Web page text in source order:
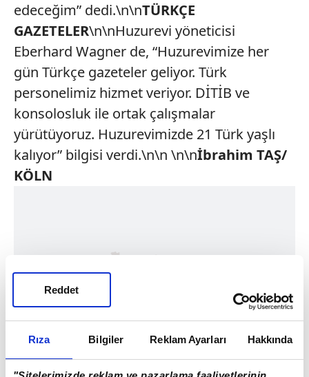
Rıza Bilgiler Reklam Ayarları Hakkında
Reddet
edeceğim” dedi.\n\nTÜRKÇE
GAZETELER\n\nHuzurevi yöneticisi
Eberhard Wagner de, “Huzurevimize her
gün Türkçe gazeteler geliyor. Türk
personelimiz hizmet veriyor. DİTİB ve
konsolosluk ile ortak çalışmalar
yürütüyoruz. Huzurevimizde 21 Türk yaşlı
kalıyor” bilgisi verdi.\n\n \n\nİbrahim TAŞ/
KÖLN